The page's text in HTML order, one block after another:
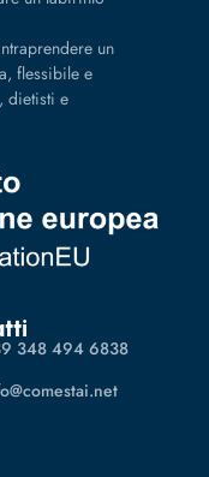
un
flessibile e
dietisti e
348 494 6838